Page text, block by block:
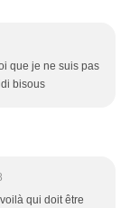
que je ne suis pas
bisous
qui doit être